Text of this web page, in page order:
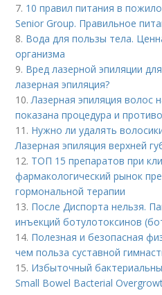
7. 10 правил питания в
Senior Group. Правильное
8. Вода для пользы тела.
организма
9. Вред лазерной эпиляции
лазерная эпиляция?
10. Лазерная эпиляция волос
показана процедура и
11. Нужно ли удалять
Лазерная эпиляция верхней
12. ТОП 15 препаратов при
фармакологический рынок
гормональной терапии
13. После Диспорта нельзя.
инъекций ботулотоксинов
14. Полезная и безопасная
чем польза суставной
15. Избыточный
Small Bowel Bacterial